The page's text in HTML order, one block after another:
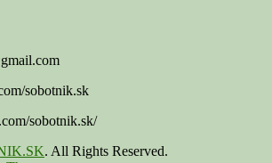
sobotnik.sk
sobotnik.sk/
. All Rights Reserved.